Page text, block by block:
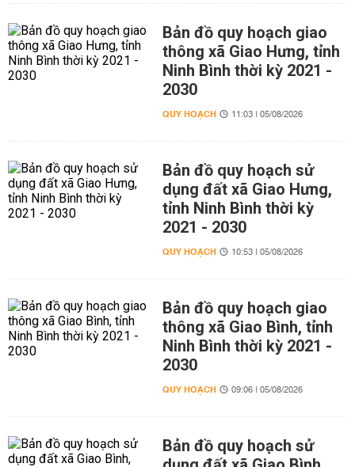
Bản đồ quy hoạch giao
thông xã Giao Hưng, tỉnh
Ninh Bình thời kỳ 2021 -
2030
QUY HOẠCH 11:03 | 05/08/2026
Bản đồ quy hoạch sử
dụng đất xã Giao Hưng,
tỉnh Ninh Bình thời kỳ
2021 - 2030
QUY HOẠCH 10:53 | 05/08/2026
Bản đồ quy hoạch giao
thông xã Giao Bình, tỉnh
Ninh Bình thời kỳ 2021 -
2030
QUY HOẠCH 09:06 | 05/08/2026
Bản đồ quy hoạch sử